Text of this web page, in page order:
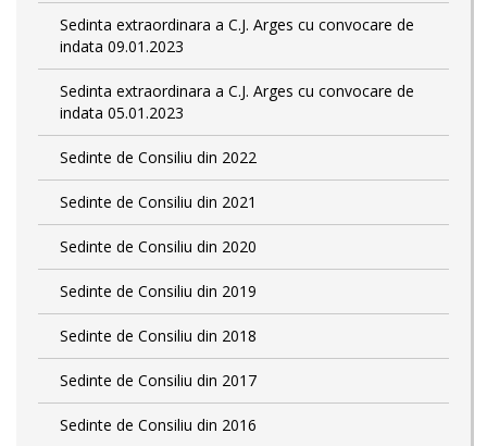
Sedinta extraordinara a C.J. Arges cu convocare de
indata 09.01.2023
Sedinta extraordinara a C.J. Arges cu convocare de
indata 05.01.2023
Sedinte de Consiliu din 2022
Sedinte de Consiliu din 2021
Sedinte de Consiliu din 2020
Sedinte de Consiliu din 2019
Sedinte de Consiliu din 2018
Sedinte de Consiliu din 2017
Sedinte de Consiliu din 2016